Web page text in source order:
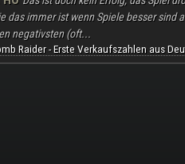
das immer ist wenn Spiele besser sind
negativsten (oft...
Raider - Erste Verkaufszahlen aus